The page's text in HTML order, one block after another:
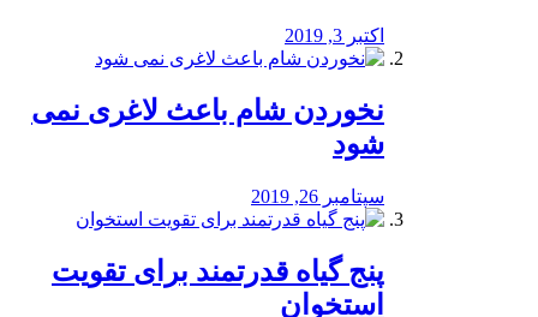
اکتبر 3, 2019
نخوردن شام باعث لاغری نمی
‌شود
سپتامبر 26, 2019
پنج گیاه قدرتمند برای تقویت
استخوان